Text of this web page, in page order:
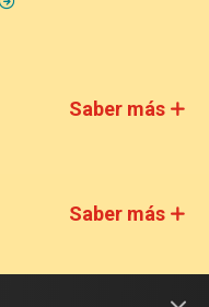
Saber más
Saber más